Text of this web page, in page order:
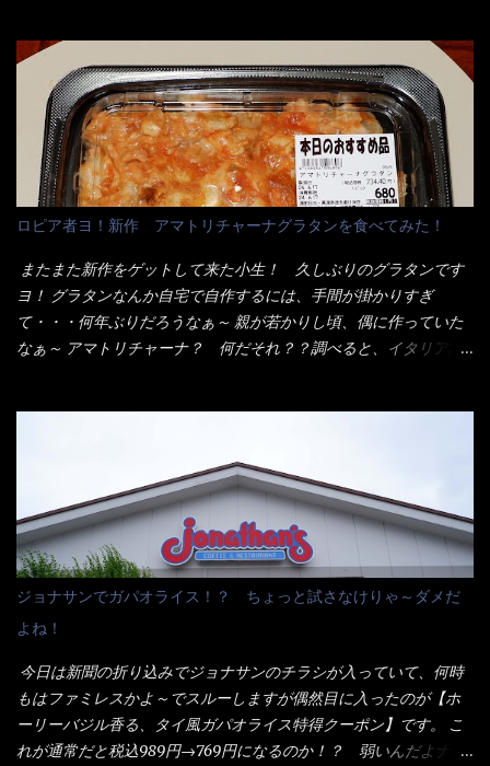
ンとした厚さのあるトンカツです。 それも揚げたての熱々です。
これを難なく完食出来なければ、漢では無い！と云っても過言で
はないだろう。 この他も、兎に角ボリューム満点で＜薄カツ＞と
呼ばれるメニューは、トンカツが2枚重ねて出てくるだ！ 1枚が薄
いから、2枚乗せにしたらしいけど・・・
イ棒状ラーメンを、OKストアで見かけ思わず手に取って買い物篭
へ 坦々まぜそばと＜数量限定＞宮崎辛麺風ラーメン オーッといき
なり私の胃袋をグサッと・・・・ 棒状インスタントラーメンの
デビューが決まりました。 か・ら・め・ん・辛麺！ 宮崎辛麺は
チャルメラや日清からも出されている、辛口のラーメンじゃ
ん！！ 酸っぱくしたら、酸辣湯麺？なんてね。 よし今日のサラ
メシは、宮崎辛麺にしよう！ それではまず袋を開けると・・・ な
んだか紙に巻かれた棒状の麺が二束、調味油と粉末スープ！ やは
り見慣れない姿・・・何だかチョッと高級感的な・・・だって透
明なトレイに並んだ棒状麺なんて見慣れないからねぇ～（コスト
がかかる） 袋の裏側を見ると、韮とか卵の用意を勧めている。
それなばらと冷蔵庫にあった、黒豆モヤシ・韮・生卵を用意しま
け、韮の葉の部分をドサッと乗せて調味油を入れて完成です。 ど
うでしょう？ 見た目 Goodデザイン賞じゃない！？ 笑 マルタ
イのHPを見ると・・・（引用） めんは、ノンフライ・ノンスチー
ム製法で仕上げた、生めんに近い風味のストレートめんです。 豚
の旨味に数種類の唐辛子、ニンニクを加えた辛さとコクが凝縮さ
れた醤油ベースのスープです。 調味油に赤ラー油とごま油を使用
することに風味と辛さを引き立たせています。 調味油をスープ
全体に馴染ませるために、箸で麺と具を持ち上げて・・・ ええや
ないかぁ～ モヤシが黒豆モヤシだから細身で熱を加えてもへた
りづらい！（緑豆モヤシだと太くて熱加えるとダラーっとなるん
だよ） それに細ストレート麺とモヤシが良いバランスで・・・
ロピア者ヨ！新作 アマトリチャーナグラタンを食べてみた！
またまた新作をゲットして来た小生！ 久しぶりのグラタンです
ヨ！ グラタンなんか自宅で自作するには、手間が掛かりすぎ
て・・・何年ぶりだろうなぁ～ 親が若かりし頃、偶に作っていた
なぁ～ アマトリチャーナ？ 何だそれ？？調べると、イタリア語
ブン皿で焼いて、大凡の目安で小分けにしているようで、パック
をよーく見たら表面のチーズの乗り具合に結構な差が出てい
た・・・チーズに焦げ目が付いているのを、しっかり確認し買う
ことをオススメします。（取り分け量にも若干有り差がでてるだ
ろう） 早速タバスコを振りかけて食べてみると・・・結構美味し
いよ！ 久しぶりだな～ホワイトソースとマカロニの絡まった食
感・・・懐かしい～ 今回ダイソーのカレー用のスプーンを使って
みたら、これが凄くうまくすくえるんだよねぇ～（このスプーン
当たりだね） 今回新作のグラタンを頂きましたが、まずまずの美
味しさとダイソーのカレースプーンの。すくい上げ力の良さを再
度認識できました。
ジョナサンでガパオライス！？ ちょっと試さなけりゃ～ダメだ
よね！
今日は新聞の折り込みでジョナサンのチラシが入っていて、何時
もはファミレスかよ～でスルーしますが偶然目に入ったのが【ホ
ーリーバジル香る、タイ風ガパオライス特得クーポン】です。 こ
れが通常だと税込989円→769円になるのか！？ 弱いんだよナァ